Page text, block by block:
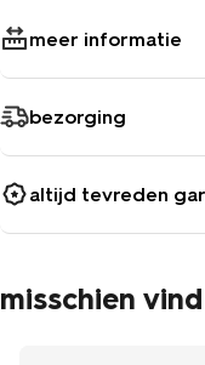
meer informatie
bezorging
altijd tevreden
misschien